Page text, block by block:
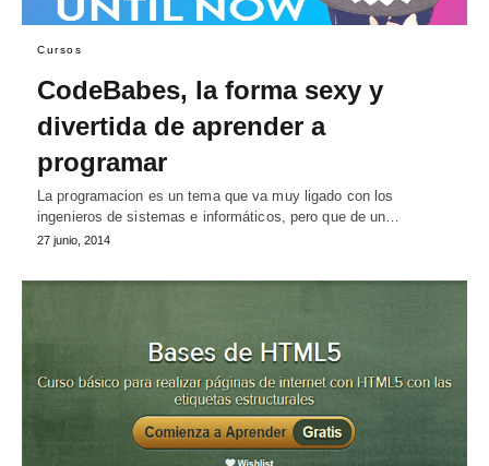
Cursos
CodeBabes, la forma sexy y
divertida de aprender a
programar
La programacion es un tema que va muy ligado con los
ingenieros de sistemas e informáticos, pero que de un…
27 junio, 2014